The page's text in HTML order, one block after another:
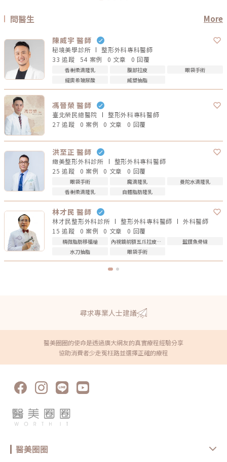
問醫生 More
陳威宇 醫師
秘境美學診所 整形外科專科醫師
33 追蹤
54 案例 0 文章 0 回覆
香榭柔滴隆乳 腹部拉皮
眼袋手術
緹奧希玻尿酸
威塑抽脂
馮晉榮 醫師
臺北榮民總醫院 整形外科專科醫師
27 追蹤
0 案例 0 文章 0 回覆
洪至正 醫師
緻美整形外科診所 整形外科專科醫師
25 追蹤
0 案例 0 文章 0 回覆
眼袋手術 魔滴隆乳
曼陀水滴隆乳
香榭柔滴隆乳
自體脂肪隆乳
林才民 醫師
林才民整形外科診所 整形外科專科醫師 外科醫師
15 追蹤
0 案例 0 文章 0 回覆
精微脂肪移植槍 內視鏡前額五爪拉皮手術
藍鑽魚骨線
水刀抽脂
眼袋手術
尋求專業人士建議
醫美圈圈的使命是透過廣大網友的真實療程經驗分享
協助消費者少走冤枉路並選擇正確的療程
醫美圈圈